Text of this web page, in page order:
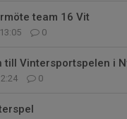
team 16 Vit
0
0